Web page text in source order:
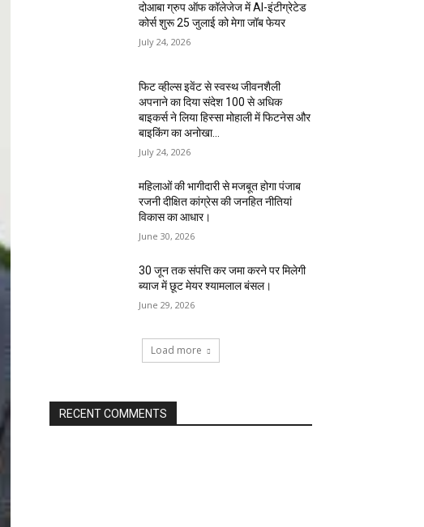
दोआबा ग्रुप ऑफ कॉलेजेज में AI-इंटीग्रेटेड
कोर्स शुरू 25 जुलाई को मेगा जॉब फेयर
July 24, 2026
फिट व्हील्स इवेंट से स्वस्थ जीवनशैली
अपनाने का दिया संदेश 100 से अधिक
बाइकर्स ने लिया हिस्सा मोहाली में फिटनेस और
बाइकिंग का अनोखा...
July 24, 2026
महिलाओं की भागीदारी से मजबूत होगा पंजाब
रजनी दीक्षित कांग्रेस की जनहित नीतियां
विकास का आधार।
June 30, 2026
30 जून तक संपत्ति कर जमा करने पर मिलेगी
ब्याज में छूट मेयर श्यामलाल बंसल।
June 29, 2026
Load more
RECENT COMMENTS